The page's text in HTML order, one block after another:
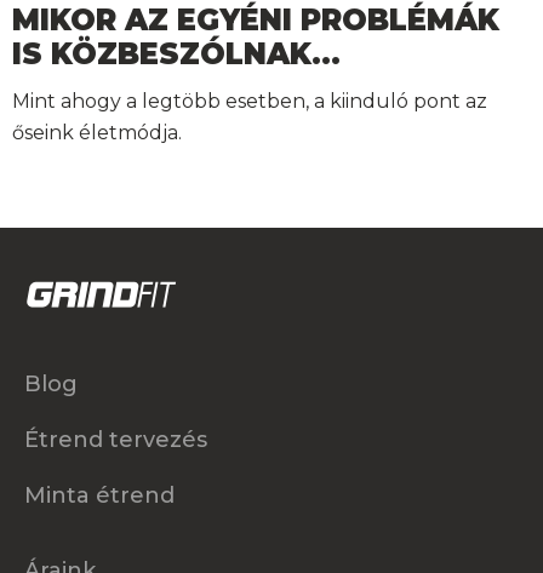
MIKOR AZ EGYÉNI PROBLÉMÁK
IS KÖZBESZÓLNAK…
Mint ahogy a legtöbb esetben, a kiinduló pont az
őseink életmódja.
Blog
Étrend tervezés
Minta étrend